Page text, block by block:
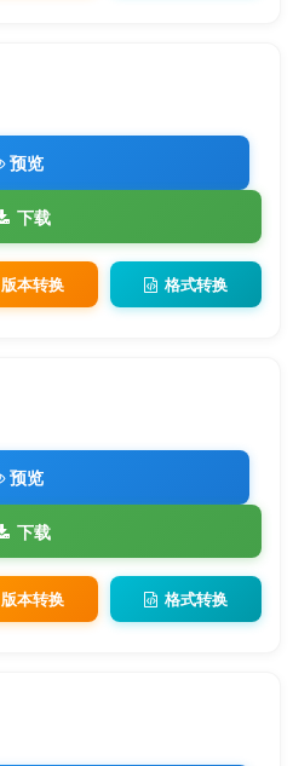
预览
下载
版本转换 格式转换
预览
下载
版本转换 格式转换